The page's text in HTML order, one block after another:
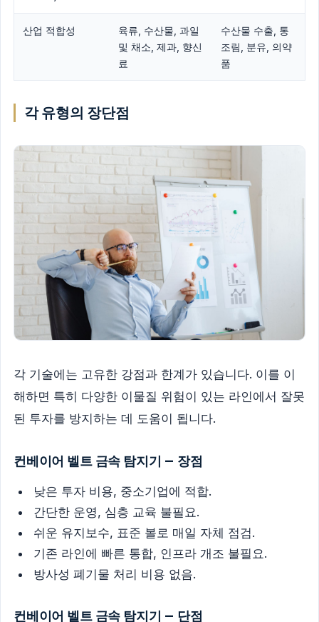
산업 적합성
육류, 수산물, 과일
및 채소, 제과, 향신
료
수산물 수출, 통
조림, 분유, 의약
품
각 유형의 장단점
각 기술에는 고유한 강점과 한계가 있습니다. 이를 이
해하면 특히 다양한 이물질 위험이 있는 라인에서 잘못
된 투자를 방지하는 데 도움이 됩니다.
컨베이어 벨트 금속 탐지기 — 장점
낮은 투자 비용, 중소기업에 적합.
간단한 운영, 심층 교육 불필요.
쉬운 유지보수, 표준 볼로 매일 자체 점검.
기존 라인에 빠른 통합, 인프라 개조 불필요.
방사성 폐기물 처리 비용 없음.
컨베이어 벨트 금속 탐지기 — 단점